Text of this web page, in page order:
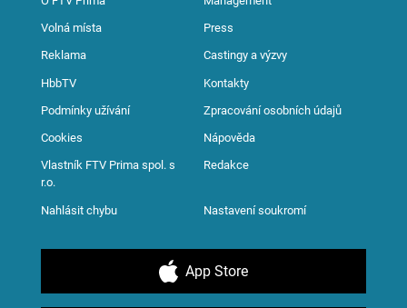
Volná místa Press
Reklama Castingy a výzvy
HbbTV Kontakty
Podmínky užívání Zpracování osobních údajů
Cookies Nápověda
Vlastník FTV Prima spol. s
r.o.
Redakce
Nahlásit chybu Nastavení soukromí
App Store